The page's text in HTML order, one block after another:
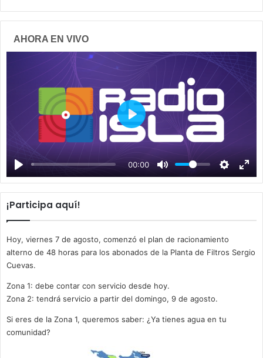
AHORA EN VIVO
00:00
P
a
y
¡Participa aquí!
Hoy, viernes 7 de agosto, comenzó el plan de racionamiento
alterno de 48 horas para los abonados de la Planta de Filtros Sergio
Cuevas.
Zona 1: debe contar con servicio desde hoy.
Zona 2: tendrá servicio a partir del domingo, 9 de agosto.
Si eres de la Zona 1, queremos saber: ¿Ya tienes agua en tu
comunidad?